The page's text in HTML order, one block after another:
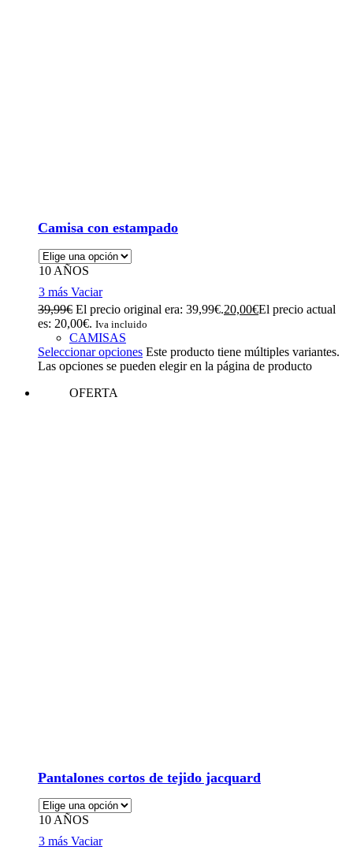
Camisa con estampado
10 AÑOS
3 más Vaciar
39,99€ El precio original era: 39,99€.20,00€El precio actual
es: 20,00€. Iva incluido
CAMISAS
Seleccionar opciones Este producto tiene múltiples variantes.
Las opciones se pueden elegir en la página de producto
OFERTA
Pantalones cortos de tejido jacquard
10 AÑOS
3 más Vaciar